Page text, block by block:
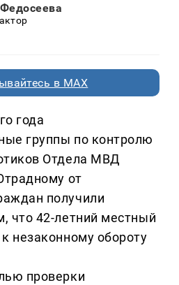
в MAX
года
группы по контролю
Отдела МВД
от
получили
что 42-летний местный
незаконному обороту
проверки